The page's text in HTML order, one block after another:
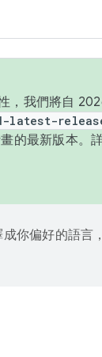
，我們將自
latest-
的最新版本。
你偏好的語言